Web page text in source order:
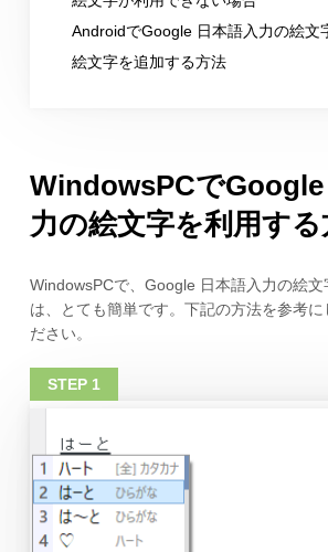
AndroidでGoogle 日本語入力の絵文
絵文字を追加する方法
WindowsPCでGoogle
力の絵文字を利用する
WindowsPCで、Google 日本語入力の絵
は、とても簡単です。下記の方法を参考に
ださい。